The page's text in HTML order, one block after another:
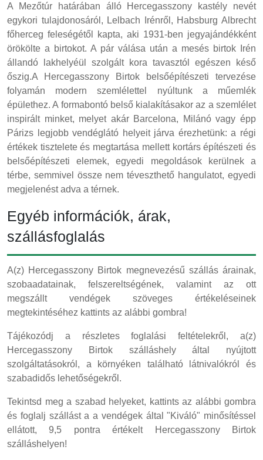
A Mezőtúr határában álló Hercegasszony kastély nevét
egykori tulajdonosáról, Lelbach Irénről, Habsburg Albrecht
főherceg feleségétől kapta, aki 1931-ben jegyajándékként
örökölte a birtokot. A pár válása után a mesés birtok Irén
állandó lakhelyéül szolgált kora tavasztól egészen késő
őszig.A Hercegasszony Birtok belsőépítészeti tervezése
folyamán modern szemlélettel nyúltunk a műemlék
épülethez. A formabontó belső kialakításakor az a szemlélet
inspirált minket, melyet akár Barcelona, Milánó vagy épp
Párizs legjobb vendéglátó helyeit járva érezhetünk: a régi
értékek tisztelete és megtartása mellett kortárs építészeti és
belsőépítészeti elemek, egyedi megoldások kerülnek a
térbe, semmivel össze nem téveszthető hangulatot, egyedi
megjelenést adva a térnek.
Egyéb információk, árak,
szállásfoglalás
A(z) Hercegasszony Birtok megnevezésű szállás árainak,
szobaadatainak, felszereltségének, valamint az ott
megszállt vendégek szöveges értékeléseinek
megtekintéséhez kattints az alábbi gombra!
Tájékozódj a részletes foglalási feltételekről, a(z)
Hercegasszony Birtok szálláshely által nyújtott
szolgáltatásokról, a környéken található látnivalókról és
szabadidős lehetőségekről.
Tekintsd meg a szabad helyeket, kattints az alábbi gombra
és foglalj szállást a a vendégek által "Kiváló" minősítéssel
ellátott, 9,5 pontra értékelt Hercegasszony Birtok
szálláshelyen!